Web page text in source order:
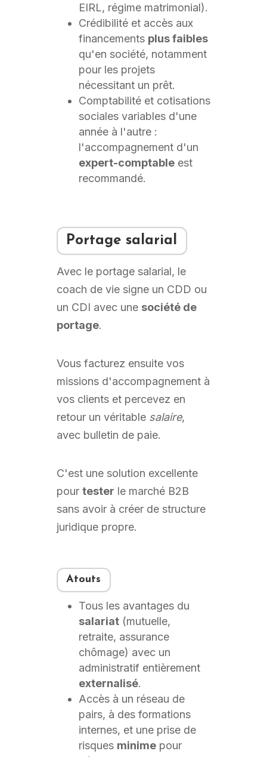
EIRL, régime matrimonial).
Crédibilité et accès aux
financements plus faibles
qu'en société, notamment
pour les projets
nécessitant un prêt.
Comptabilité et cotisations
sociales variables d'une
année à l'autre :
l'accompagnement d'un
expert-comptableest
recommandé.
Portage salarial
Avec le portage salarial, le
coach de vie signe un CDD ou
un CDI avec une société de
portage.
Vous facturez ensuite vos
missions d'accompagnement à
vos clients et percevez en
retour un véritable salaire,
avec bulletin de paie.
C'est une solution excellente
pour tester le marché B2B
sans avoir à créer de structure
juridique propre.
Atouts
Tous les avantages du
salariat(mutuelle,
retraite, assurance
chômage) avec un
administratif entièrement
externalisé.
Accès à un réseau de
pairs, à des formations
internes, et une prise de
risques minimepour